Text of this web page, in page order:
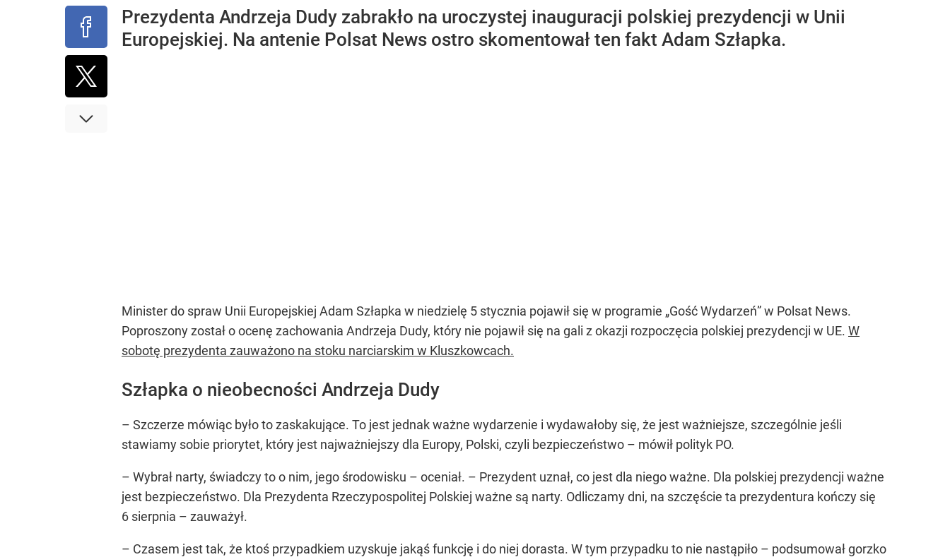
Prezydenta Andrzeja Dudy zabrakło na uroczystej inauguracji polskiej prezydencji w Unii
Europejskiej. Na antenie Polsat News ostro skomentował ten fakt Adam Szłapka.
Minister do spraw Unii Europejskiej Adam Szłapka w niedzielę 5 stycznia pojawił się w programie „Gość Wydarzeń” w Polsat News.
Poproszony został o ocenę zachowania Andrzeja Dudy, który nie pojawił się na gali z okazji rozpoczęcia polskiej prezydencji w UE. W
sobotę prezydenta zauważono na stoku narciarskim w Kluszkowcach.
Szłapka o nieobecności Andrzeja Dudy
– Szczerze mówiąc było to zaskakujące. To jest jednak ważne wydarzenie i wydawałoby się, że jest ważniejsze, szczególnie jeśli
stawiamy sobie priorytet, który jest najważniejszy dla Europy, Polski, czyli bezpieczeństwo – mówił polityk PO.
– Wybrał narty, świadczy to o nim, jego środowisku – oceniał. – Prezydent uznał, co jest dla niego ważne. Dla polskiej prezydencji ważne
jest bezpieczeństwo. Dla Prezydenta Rzeczypospolitej Polskiej ważne są narty. Odliczamy dni, na szczęście ta prezydentura kończy się
6 sierpnia – zauważył.
– Czasem jest tak, że ktoś przypadkiem uzyskuje jakąś funkcję i do niej dorasta. W tym przypadku to nie nastąpiło – podsumował gorzko